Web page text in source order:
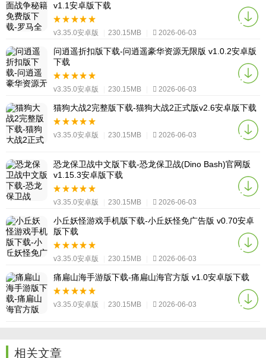
v1.1安卓版下载
v3.35.0安卓版 230.15MB 2026-06-03
问逍遥折扣版下载-问逍遥豪华资源无限版 v1.0.2安卓版
下载
v3.35.0安卓版 230.15MB 2026-06-03
猫狗大战2完整版下载-猫狗大战2正式版v2.6安卓版下载
v3.35.0安卓版 230.15MB 2026-06-03
恐龙保卫战中文版下载-恐龙保卫战(Dino Bash)官网版
v1.15.3安卓版下载
v3.35.0安卓版 230.15MB 2026-06-03
小丘妖怪游戏手机版下载-小丘妖怪免广告版 v0.70安卓
版下载
v3.35.0安卓版 230.15MB 2026-06-03
痛扁山海手游版下载-痛扁山海官方版 v1.0安卓版下载
v3.35.0安卓版 230.15MB 2026-06-03
相关文章